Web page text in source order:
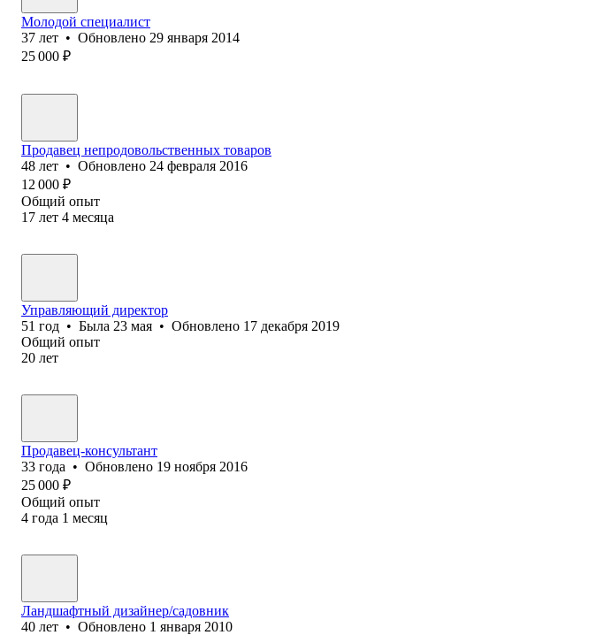
Молодой специалист
37 лет • Обновлено 29 января 2014
25 000 ₽
Продавец непродовольственных товаров
48 лет • Обновлено 24 февраля 2016
12 000 ₽
Общий опыт
17 лет 4 месяца
Управляющий директор
51 год • Была 23 мая • Обновлено 17 декабря 2019
Общий опыт
20 лет
Продавец-консультант
33 года • Обновлено 19 ноября 2016
25 000 ₽
Общий опыт
4 года 1 месяц
Ландшафтный дизайнер/садовник
40 лет • Обновлено 1 января 2010